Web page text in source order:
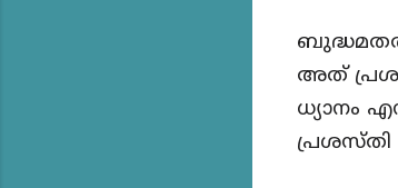
അത്
ധ്യാനം
പ്രശസ്തി